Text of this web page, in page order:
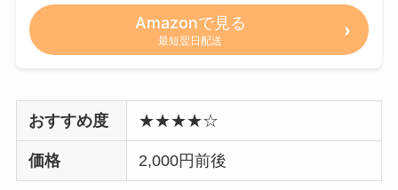
Amazonで見る
最短翌日配送
おすすめ度 ★★★★☆
価格 2,000円前後